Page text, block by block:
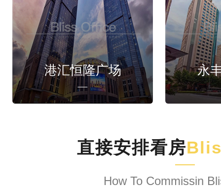
港汇恒隆广场 永
直接安排看房
How To Commissin